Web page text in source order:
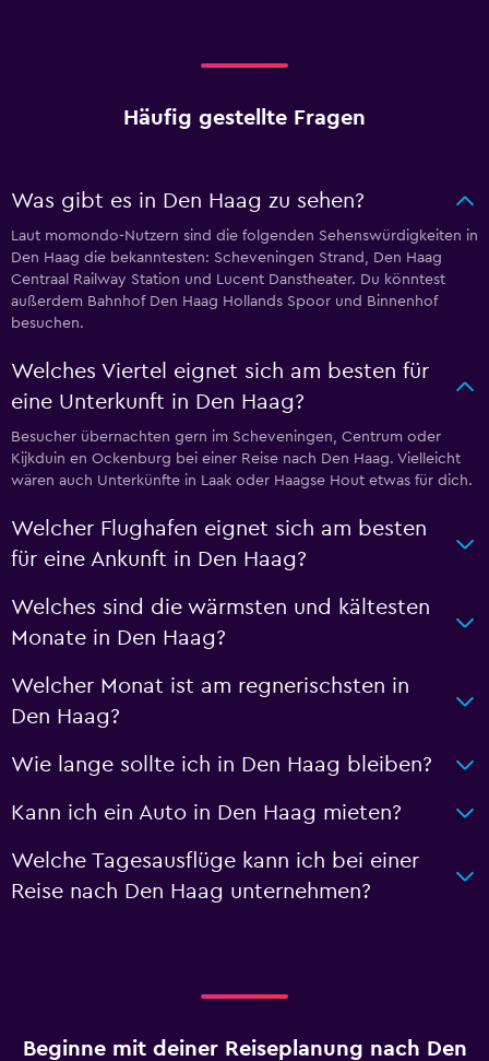
Häufig gestellte Fragen
Was gibt es in Den Haag zu sehen?
Laut momondo-Nutzern sind die folgenden Sehenswürdigkeiten in
Den Haag die bekanntesten: Scheveningen Strand, Den Haag
Centraal Railway Station und Lucent Danstheater. Du könntest
außerdem Bahnhof Den Haag Hollands Spoor und Binnenhof
besuchen.
Welches Viertel eignet sich am besten für
eine Unterkunft in Den Haag?
Besucher übernachten gern im Scheveningen, Centrum oder
Kijkduin en Ockenburg bei einer Reise nach Den Haag. Vielleicht
wären auch Unterkünfte in Laak oder Haagse Hout etwas für dich.
Welcher Flughafen eignet sich am besten
für eine Ankunft in Den Haag?
Welches sind die wärmsten und kältesten
Monate in Den Haag?
Welcher Monat ist am regnerischsten in
Den Haag?
Wie lange sollte ich in Den Haag bleiben?
Kann ich ein Auto in Den Haag mieten?
Welche Tagesausflüge kann ich bei einer
Reise nach Den Haag unternehmen?
Beginne mit deiner Reiseplanung nach Den